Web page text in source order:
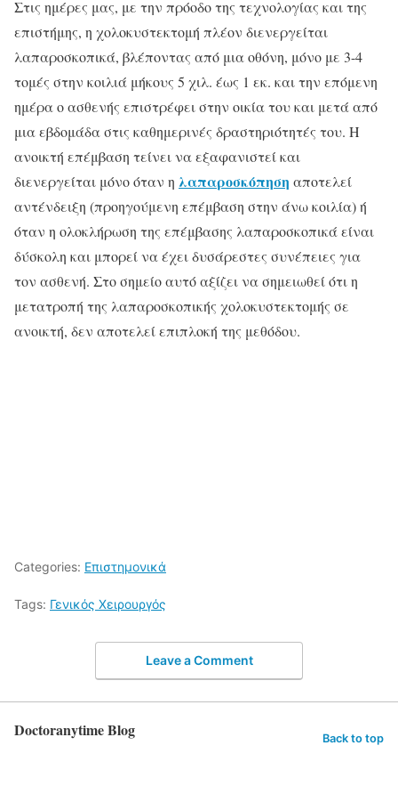
Στις ημέρες μας, με την πρόοδο της τεχνολογίας και της
επιστήμης, η χολοκυστεκτομή πλέον διενεργείται
λαπαροσκοπικά, βλέποντας από μια οθόνη, μόνο με 3-4
τομές στην κοιλιά μήκους 5 χιλ. έως 1 εκ. και την επόμενη
ημέρα ο ασθενής επιστρέφει στην οικία του και μετά από
μια εβδομάδα στις καθημερινές δραστηριότητές του. Η
ανοικτή επέμβαση τείνει να εξαφανιστεί και
διενεργείται μόνο όταν η λαπαροσκόπηση αποτελεί
αντένδειξη (προηγούμενη επέμβαση στην άνω κοιλία) ή
όταν η ολοκλήρωση της επέμβασης λαπαροσκοπικά είναι
δύσκολη και μπορεί να έχει δυσάρεστες συνέπειες για
τον ασθενή. Στο σημείο αυτό αξίζει να σημειωθεί ότι η
μετατροπή της λαπαροσκοπικής χολοκυστεκτομής σε
ανοικτή, δεν αποτελεί επιπλοκή της μεθόδου.
Categories: Επιστημονικά
Tags: Γενικός Χειρουργός
Leave a Comment
Doctoranytime Blog Back to top